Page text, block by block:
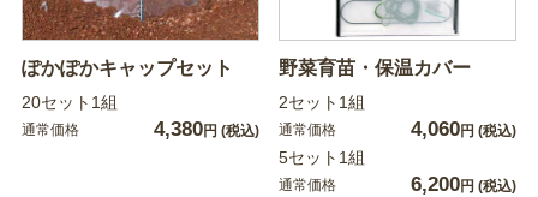
ぽかぽかキャップセット
20セット1組
通常価格 4,380円 (税込)
野菜育苗・保温カバー
2セット1組
通常価格 4,060円 (税込)
5セット1組
通常価格 6,200円 (税込)